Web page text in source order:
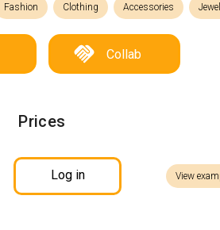
Fashion Clothing Accessories
Collab
Prices
Log in View